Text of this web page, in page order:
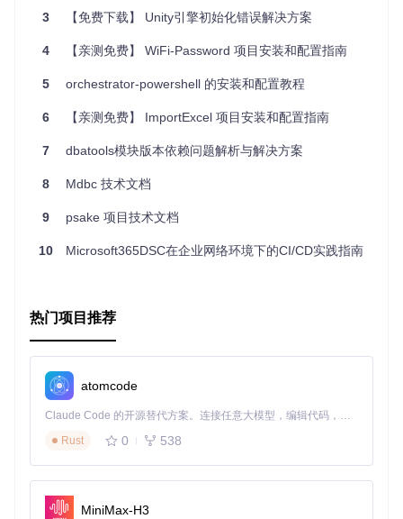
ell环境，使得你可以调用模块内的函数和Cmdlet。
3. 项目的配置文件介绍
UnitySetup PowerShell模块本身并不直接依赖外部配置文件来
任务。然而，对于定制化需求，用户可以通过编写PowerShell
Unity版本或设置默认的安装路径，这些通常会在调用模块中的
由于核心功能和配置通过PowerShell Cmdlet直接交互，开发
者和管理员通常不直接编辑或维护一个固定的项目配置文件。
特定的部署或自动化流程可能会有自己的脚本或配置，但这超
3 【免费下载】 Unity引擎初始化错误解决方案
4 【亲测免费】 WiFi-Password 项目安装和配置指南
5 orchestrator-powershell 的安装和配置教程
6 【亲测免费】 ImportExcel 项目安装和配置指南
7 dbatools模块版本依赖问题解析与解决方案
8 Mdbc 技术文档
9 psake 项目技术文档
10 Microsoft365DSC在企业网络环境下的CI/CD实践指南
热门项目推荐
atomcode
Claude Code 的开源替代方案。连接任意大模型，编辑代码，运行命令，自动验证 — 全自动执行。用 Rust 构建，极致性能。 ｜ An open-source alternative to Claude Code. Connect any LLM, edit code, run commands, and verify changes — autonomously. Built in Rust for speed. Get Started
Rust
0 538
MiniMax-H3